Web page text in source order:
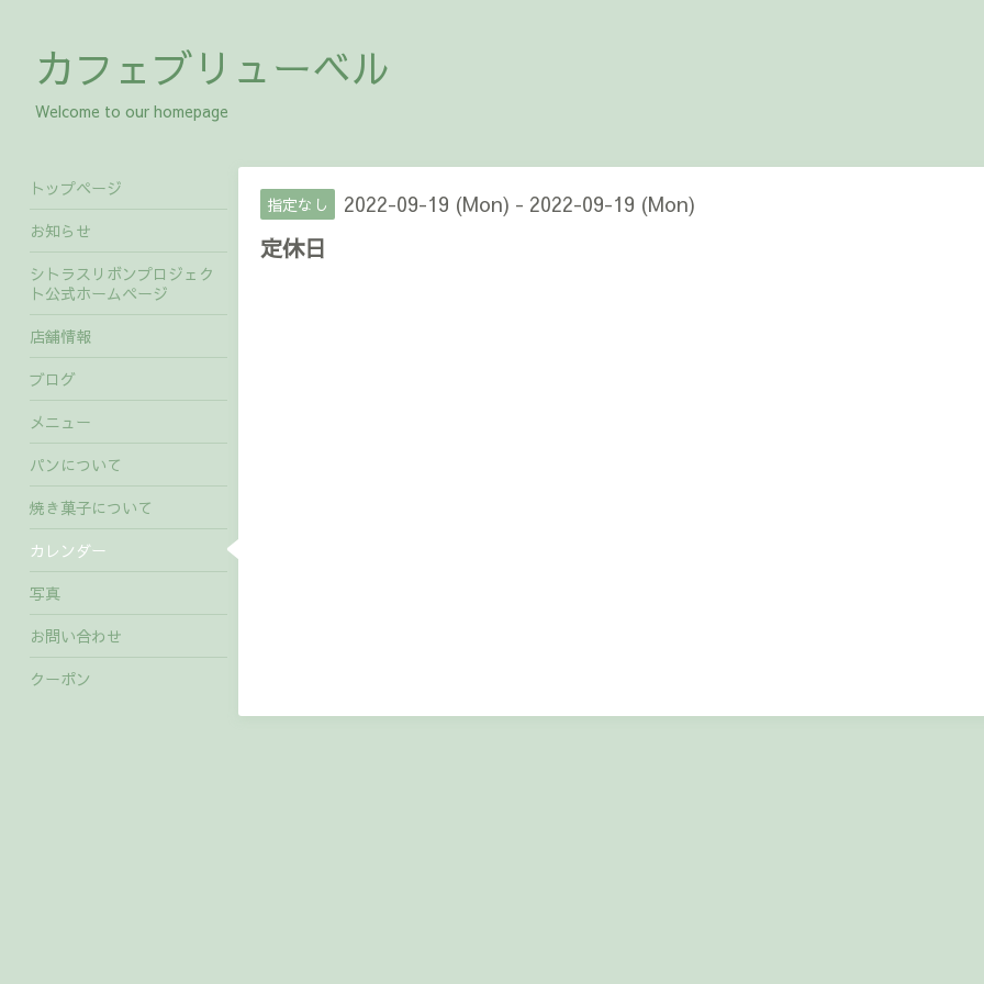
カフェブリューベル
Welcome to our homepage
指定なし 2022-09-19 (Mon) - 2022-09-19 (Mon)
定休日
トップページ
お知らせ
シトラスリボンプロジェク
ト公式ホームページ
店舗情報
ブログ
メニュー
パンについて
焼き菓子について
カレンダー
写真
お問い合わせ
クーポン